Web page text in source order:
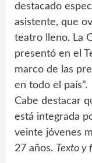
destacado
asistente, que
teatro lleno. La
presentó en el
marco de las
en todo el país”.
Cabe destacar
está integrada
veinte jóvenes
27 años. Texto y